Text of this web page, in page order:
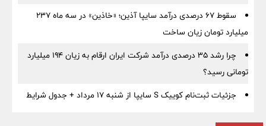
سقوط ۶۷ درصدی درآمد سایپا آذین؛ «خاذین» در سه ماه ۲۳۷
میلیارد تومان زیان ساخت
چرا رشد ۳۵ درصدی درآمد شرکت ایران ارقام به زیان ۱۹۴ میلیارد
تومانی رسید؟
جزئیات ثبت‌نام کوییک S سایپا از شنبه ۱۷ مرداد + جدول شرایط